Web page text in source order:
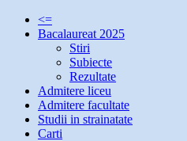
<=
Bacalaureat 2025
Stiri
Subiecte
Rezultate
Admitere liceu
Admitere facultate
Studii in strainatate
Carti